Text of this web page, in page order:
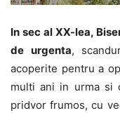
In sec al XX-lea,
de urgenta,
acoperite pentru a
multi ani in urma si
pridvor frumos, cu